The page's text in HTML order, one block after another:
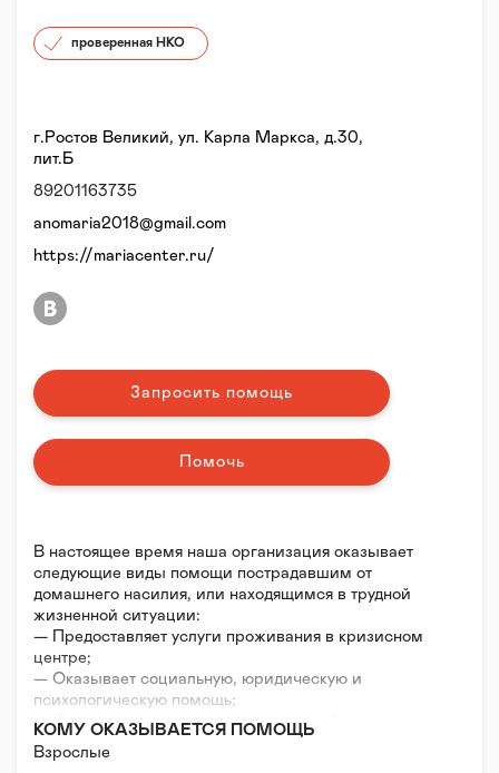
проверенная НКО
В настоящее время наша организация оказывает
следующие виды помощи пострадавшим от
домашнего насилия, или находящимся в трудной
жизненной ситуации:
— Предоставляет услуги проживания в кризисном
центре;
— Оказывает социальную, юридическую и
психологическую помощь;
— Организует группы временного пребывания детей
для проживающих в кризисном центре;
— Оказывает гуманитарную помощь (одежда,
КОМУ ОКАЗЫВАЕТСЯ ПОМОЩЬ
Взрослые
г.Ростов Великий, ул. Карла Маркса, д.30,
лит.Б
89201163735
anomaria2018@gmail.com
https://mariacenter.ru/
Запросить помощь
Помочь